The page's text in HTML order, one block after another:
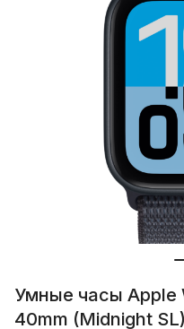
Умные часы Apple
40mm (Midnight SL)